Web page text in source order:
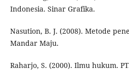
Indonesia. Sinar Grafika.
Nasution, B. J. (2008). Metode
Mandar Maju.
Raharjo, S. (2000). Ilmu hukum.